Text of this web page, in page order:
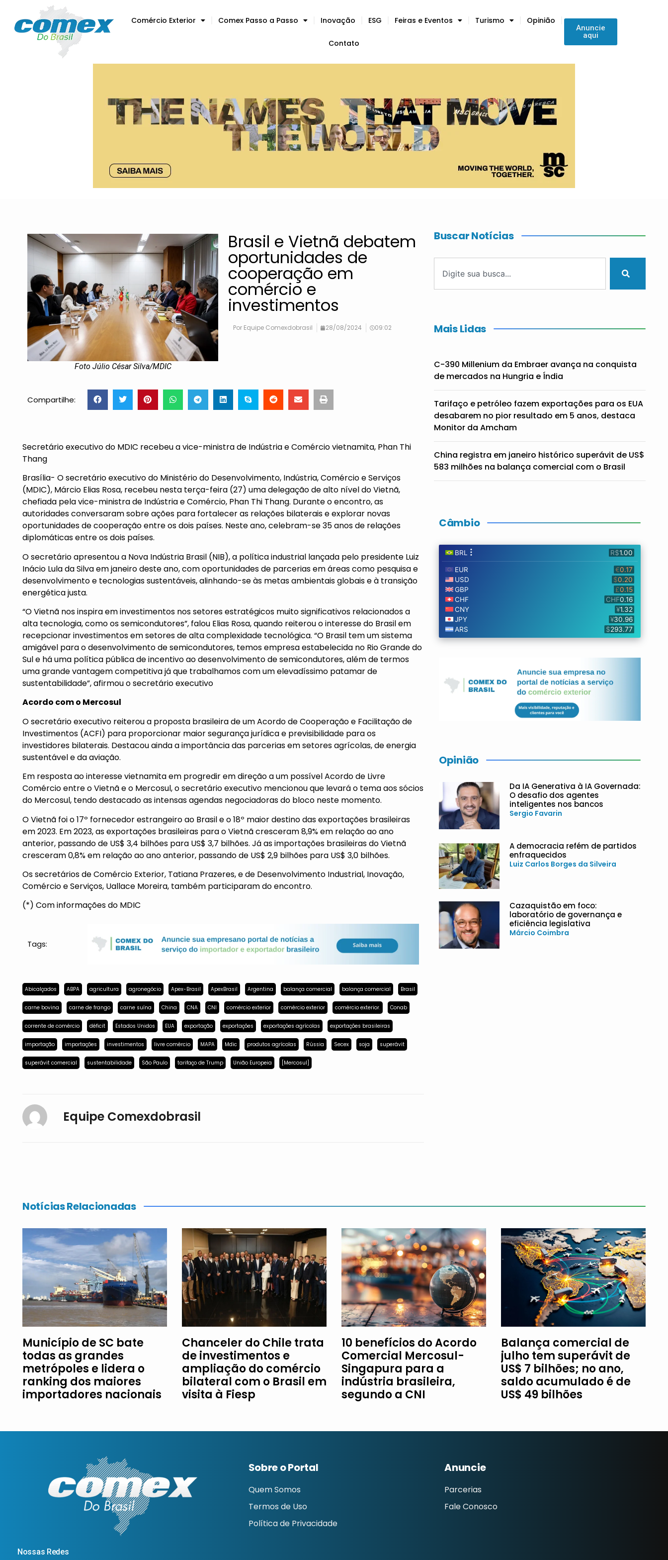
Comércio Exterior Comex Passo a Passo Inovação ESG Feiras e Eventos Turismo Opinião
Contato
Anuncie
aqui
Foto Júlio César Silva/MDIC
Brasil e Vietnã debatem
oportunidades de
cooperação em
comércio e
investimentos
Por Equipe Comexdobrasil 28/08/2024 09:02
Compartilhe:
Secretário executivo do MDIC recebeu a vice-ministra de Indústria e Comércio vietnamita, Phan Thi
Thang
Brasília- O secretário executivo do Ministério do Desenvolvimento, Indústria, Comércio e Serviços
(MDIC), Márcio Elias Rosa, recebeu nesta terça-feira (27) uma delegação de alto nível do Vietnã,
chefiada pela vice-ministra de Indústria e Comércio, Phan Thi Thang. Durante o encontro, as
autoridades conversaram sobre ações para fortalecer as relações bilaterais e explorar novas
oportunidades de cooperação entre os dois países. Neste ano, celebram-se 35 anos de relações
diplomáticas entre os dois países.
O secretário apresentou a Nova Indústria Brasil (NIB), a política industrial lançada pelo presidente Luiz
Inácio Lula da Silva em janeiro deste ano, com oportunidades de parcerias em áreas como pesquisa e
desenvolvimento e tecnologias sustentáveis, alinhando-se às metas ambientais globais e à transição
energética justa.
“O Vietnã nos inspira em investimentos nos setores estratégicos muito significativos relacionados a
alta tecnologia, como os semicondutores”, falou Elias Rosa, quando reiterou o interesse do Brasil em
recepcionar investimentos em setores de alta complexidade tecnológica. “O Brasil tem um sistema
amigável para o desenvolvimento de semicondutores, temos empresa estabelecida no Rio Grande do
Sul e há uma política pública de incentivo ao desenvolvimento de semicondutores, além de termos
uma grande vantagem competitiva já que trabalhamos com um elevadíssimo patamar de
sustentabilidade”, afirmou o secretário executivo
Acordo com o Mercosul
O secretário executivo reiterou a proposta brasileira de um Acordo de Cooperação e Facilitação de
Investimentos (ACFI) para proporcionar maior segurança jurídica e previsibilidade para os
investidores bilaterais. Destacou ainda a importância das parcerias em setores agrícolas, de energia
sustentável e da aviação.
Em resposta ao interesse vietnamita em progredir em direção a um possível Acordo de Livre
Comércio entre o Vietnã e o Mercosul, o secretário executivo mencionou que levará o tema aos sócios
do Mercosul, tendo destacado as intensas agendas negociadoras do bloco neste momento.
O Vietnã foi o 17º fornecedor estrangeiro ao Brasil e o 18º maior destino das exportações brasileiras
em 2023. Em 2023, as exportações brasileiras para o Vietnã cresceram 8,9% em relação ao ano
anterior, passando de US$ 3,4 bilhões para US$ 3,7 bilhões. Já as importações brasileiras do Vietnã
cresceram 0,8% em relação ao ano anterior, passando de US$ 2,9 bilhões para US$ 3,0 bilhões.
Os secretários de Comércio Exterior, Tatiana Prazeres, e de Desenvolvimento Industrial, Inovação,
Comércio e Serviços, Uallace Moreira, também participaram do encontro.
(*) Com informações do MDIC
Tags:
Abicalçados ABPA agricultura agronegócio Apex-Brasil ApexBrasil Argentina balança comercial balança comercial Brasil
carne bovina carne de frango carne suína China CNA CNI comércio exterior comércio exterior comércio exterior. Conab
corrente de comércio déficit Estados Unidos EUA exportação exportações exportações agrícolas exportações brasileiras
importação importações investimentos livre comércio MAPA Mdic produtos agrícolas Rússia Secex soja superávit
superávit comercial sustentabilidade São Paulo tarifaço de Trump União Europeia [Mercosul]
Equipe Comexdobrasil
Buscar Notícias
Mais Lidas
C-390 Millenium da Embraer avança na conquista
de mercados na Hungria e Índia
Tarifaço e petróleo fazem exportações para os EUA
desabarem no pior resultado em 5 anos, destaca
Monitor da Amcham
China registra em janeiro histórico superávit de US$
583 milhões na balança comercial com o Brasil
Câmbio
Opinião
Da IA Generativa à IA Governada:
O desafio dos agentes
inteligentes nos bancos
Sergio Favarin
A democracia refém de partidos
enfraquecidos
Luiz Carlos Borges da Silveira
Cazaquistão em foco:
laboratório de governança e
eficiência legislativa
Márcio Coimbra
Notícias Relacionadas
Município de SC bate
todas as grandes
metrópoles e lidera o
ranking dos maiores
importadores nacionais
Chanceler do Chile trata
de investimentos e
ampliação do comércio
bilateral com o Brasil em
visita à Fiesp
10 benefícios do Acordo
Comercial Mercosul-
Singapura para a
indústria brasileira,
segundo a CNI
Balança comercial de
julho tem superávit de
US$ 7 bilhões; no ano,
saldo acumulado é de
US$ 49 bilhões
Nossas Redes
Sobre o Portal
Quem Somos
Termos de Uso
Política de Privacidade
Anuncie
Parcerias
Fale Conosco